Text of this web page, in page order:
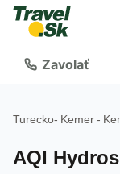
Zavolať
Turecko- Kemer-
AQI